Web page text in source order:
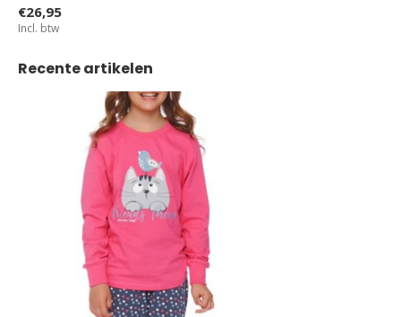
€26,95
Incl. btw
Recente artikelen